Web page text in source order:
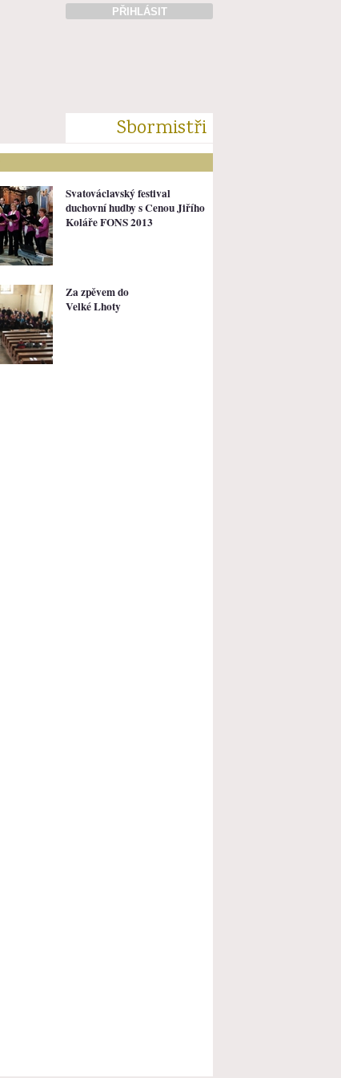
PŘIHLÁSIT
Sbormistři
Svatováclavský festival
duchovní hudby s Cenou Jiřího
Koláře FONS 2013
Za zpěvem do
Velké Lhoty